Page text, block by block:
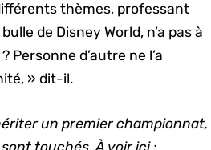
thèmes, professant
de Disney World, n’a pas à
d’autre ne l’a
» dit-il.
un premier championnat,
touchés. À voir ici :